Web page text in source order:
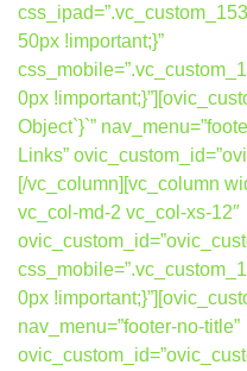
50px !important;}”
0px
Object`}`”
Links”
[/vc_column][vc_column
vc_col-md-2 vc_col-xs-12″
0px
nav_menu=”footer-no-title”